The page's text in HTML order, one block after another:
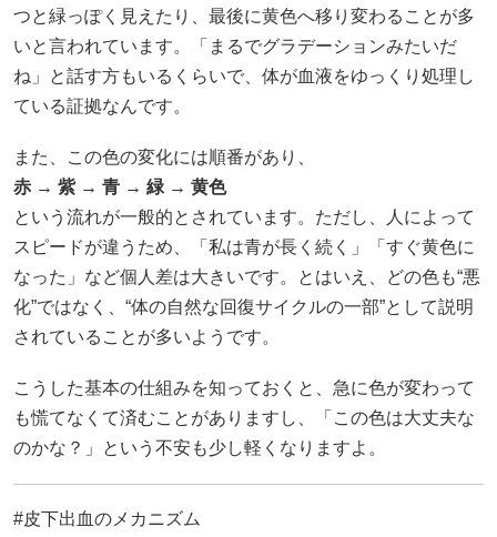
つと緑っぽく見えたり、最後に黄色へ移り変わることが多
いと言われています。「まるでグラデーションみたいだ
ね」と話す方もいるくらいで、体が血液をゆっくり処理し
ている証拠なんです。
また、この色の変化には順番があり、
赤 → 紫 → 青 → 緑 → 黄色
という流れが一般的とされています。ただし、人によって
スピードが違うため、「私は青が長く続く」「すぐ黄色に
なった」など個人差は大きいです。とはいえ、どの色も“悪
化”ではなく、“体の自然な回復サイクルの一部”として説明
されていることが多いようです。
こうした基本の仕組みを知っておくと、急に色が変わって
も慌てなくて済むことがありますし、「この色は大丈夫な
のかな？」という不安も少し軽くなりますよ。
#皮下出血のメカニズム